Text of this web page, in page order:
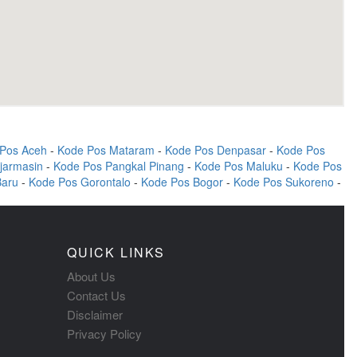
Aceh - Kode Pos Mataram - Kode Pos Denpasar - Kode Pos
- Kode Pos Pangkal Pinang - Kode Pos Maluku - Kode Pos
- Kode Pos Gorontalo - Kode Pos Bogor - Kode Pos Sukoreno -
QUICK LINKS
About Us
Contact Us
Disclaimer
Privacy Policy